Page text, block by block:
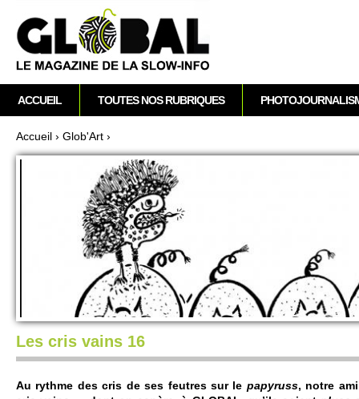
Vous êtes ici
Accueil › Glob'Art ›
Les cris vains 16
Au rythme des cris de ses feutres sur le papy­russ, notre
M
e
n
u
l
ACCUEIL TOUTES NOS RUBRIQUES